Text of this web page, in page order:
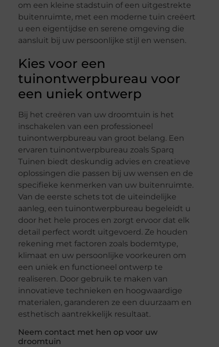
om een kleine stadstuin of een uitgestrekte
buitenruimte, met een moderne tuin creëert
u een eigentijdse en serene omgeving die
aansluit bij uw persoonlijke stijl en wensen.
Kies voor een
tuinontwerpbureau voor
een uniek ontwerp
Bij het creëren van uw droomtuin is het
inschakelen van een professioneel
tuinontwerpbureau van groot belang. Een
ervaren tuinontwerpbureau zoals Sparq
Tuinen biedt deskundig advies en creatieve
oplossingen die passen bij uw wensen en de
specifieke kenmerken van uw buitenruimte.
Van de eerste schets tot de uiteindelijke
aanleg, een tuinontwerpbureau begeleidt u
door het hele proces en zorgt ervoor dat elk
detail perfect wordt uitgevoerd. Ze houden
rekening met factoren zoals bodemtype,
klimaat en uw persoonlijke voorkeuren om
een uniek en functioneel ontwerp te
realiseren. Door gebruik te maken van
innovatieve technieken en hoogwaardige
materialen, garanderen ze een duurzaam en
esthetisch aantrekkelijk resultaat.
Neem contact met hen op voor uw
droomtuin